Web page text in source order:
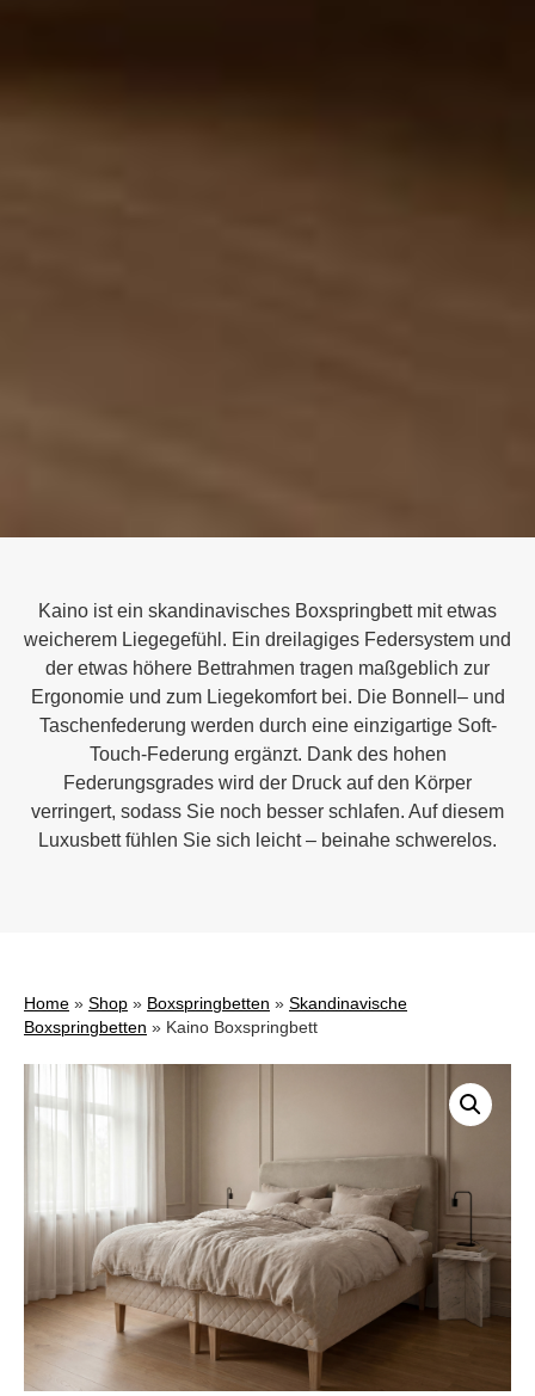
Kaino ist ein skandinavisches Boxspringbett mit etwas
weicherem Liegegefühl . Ein dreilagiges Federsystem und
der etwas höhere Bettrahmen tragen maßgeblich zur
Ergonomie und zum Liegekomfort bei. Die Bonnell – und
Taschenfederung werden durch eine einzigartige Soft-
Touch-Federung ergänzt. Dank des hohen
Federungsgrades wird der Druck auf den Körper
verringert, sodass Sie noch besser schlafen. Aufdiesem
Luxusbett fühlen Sie sich leicht– beinahe schwerelos.
Home » Shop » Boxspringbetten » Skandinavische
Boxspringbetten » Kaino Boxspringbett